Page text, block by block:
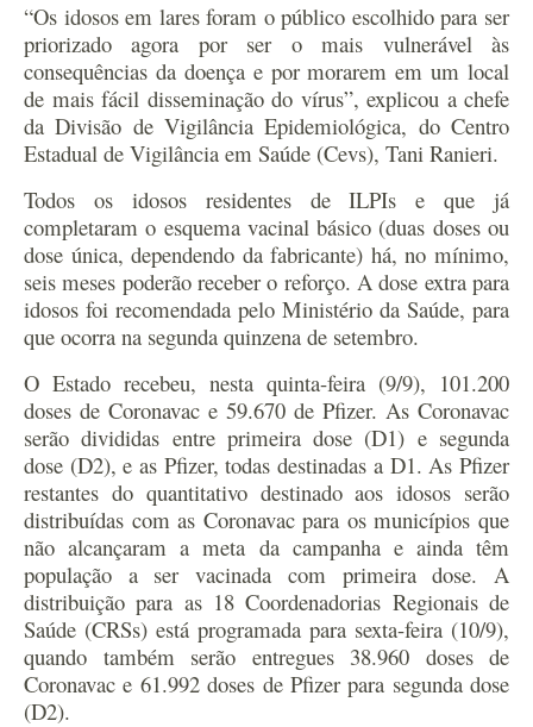
“Os idosos em lares foram o público escolhido para ser
priorizado agora por ser o mais vulnerável às
consequências da doença e por morarem em um local
de mais fácil disseminação do vírus”, explicou a chefe
da Divisão de Vigilância Epidemiológica, do Centro
Estadual de Vigilância em Saúde (Cevs), Tani Ranieri.
Todos os idosos residentes de ILPIs e que já
completaram o esquema vacinal básico (duas doses ou
dose única, dependendo da fabricante) há, no mínimo,
seis meses poderão receber o reforço. A dose extra para
idosos foi recomendada pelo Ministério da Saúde, para
que ocorra na segunda quinzena de setembro.
O Estado recebeu, nesta quinta-feira (9/9), 101.200
doses de Coronavac e 59.670 de Pfizer. As Coronavac
serão divididas entre primeira dose (D1) e segunda
dose (D2), e as Pfizer, todas destinadas a D1. As Pfizer
restantes do quantitativo destinado aos idosos serão
distribuídas com as Coronavac para os municípios que
não alcançaram a meta da campanha e ainda têm
população a ser vacinada com primeira dose. A
distribuição para as 18 Coordenadorias Regionais de
Saúde (CRSs) está programada para sexta-feira (10/9),
quando também serão entregues 38.960 doses de
Coronavac e 61.992 doses de Pfizer para segunda dose
(D2).